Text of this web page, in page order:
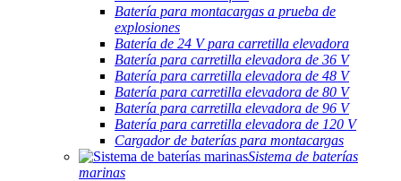
Batería para montacargas a prueba de
explosiones
Batería de 24 V para carretilla elevadora
Batería para carretilla elevadora de 36 V
Batería para carretilla elevadora de 48 V
Batería para carretilla elevadora de 80 V
Batería para carretilla elevadora de 96 V
Batería para carretilla elevadora de 120 V
Cargador de baterías para montacargas
Sistema de baterías
marinas